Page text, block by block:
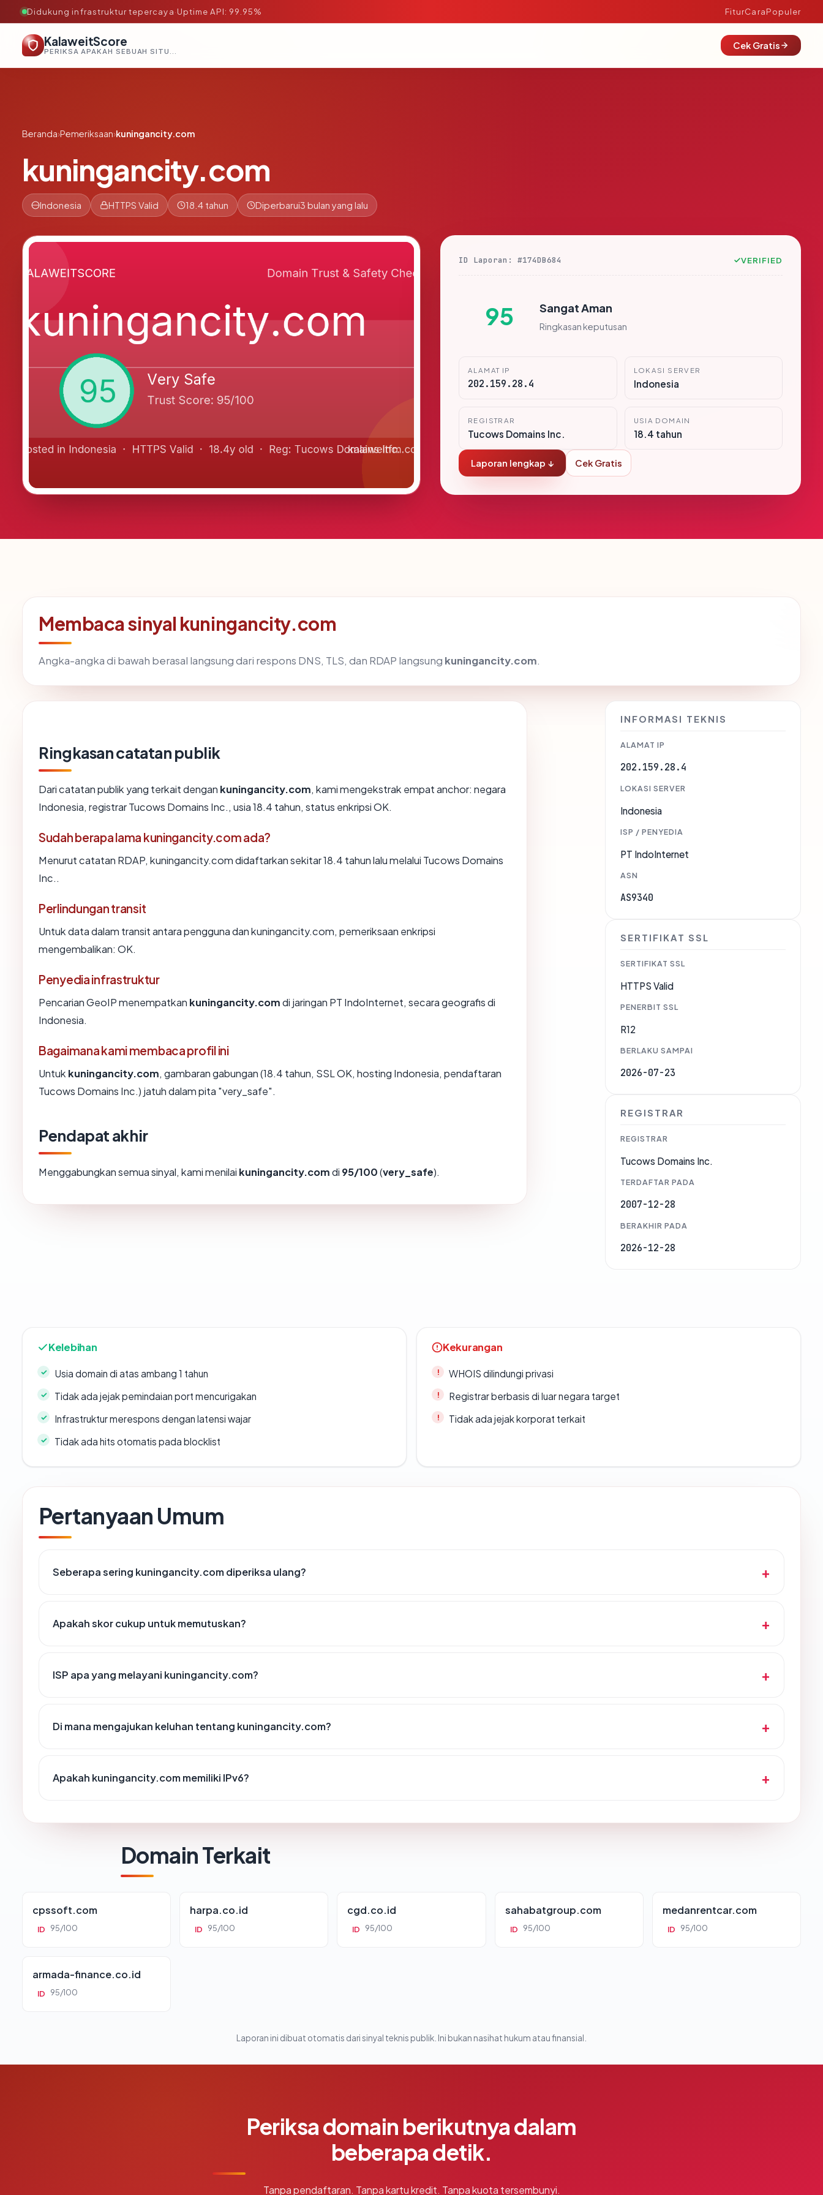
Didukung infrastruktur tepercaya·Uptime API: 99.95% FiturCaraPopuler
KalaweitScore
PERIKSA APAKAH SEBUAH SITUS AMAN, TEPERCAYA, DAN TERVERIFIKASI DALAM HITUNGAN DETIK.
Cek Gratis
Beranda›Pemeriksaan›kuningancity.com
kuningancity.com
Indonesia HTTPS Valid 18.4 tahun Diperbarui3 bulan yang lalu
ID Laporan: #174DB684 VERIFIED
95 Sangat Aman
Ringkasan keputusan
ALAMAT IP
202.159.28.4
LOKASI SERVER
Indonesia
REGISTRAR
Tucows Domains Inc.
USIA DOMAIN
18.4 tahun
Laporan lengkap ↓ Cek Gratis
Membaca sinyal kuningancity.com
Angka-angka di bawah berasal langsung dari respons DNS, TLS, dan RDAP langsung kuningancity.com.
Ringkasan catatan publik
Dari catatan publik yang terkait dengan kuningancity.com, kami mengekstrak empat anchor: negara
Indonesia, registrar Tucows Domains Inc., usia 18.4 tahun, status enkripsi OK.
Sudah berapa lama kuningancity.com ada?
Menurut catatan RDAP, kuningancity.com didaftarkan sekitar 18.4 tahun lalu melalui Tucows Domains
Inc..
Perlindungan transit
Untuk data dalam transit antara pengguna dan kuningancity.com, pemeriksaan enkripsi
mengembalikan: OK.
Penyedia infrastruktur
Pencarian GeoIP menempatkan kuningancity.comdi jaringan PT IndoInternet, secara geografis di
Indonesia.
Bagaimana kami membaca profil ini
Untuk kuningancity.com, gambaran gabungan (18.4 tahun, SSL OK, hosting Indonesia, pendaftaran
Tucows Domains Inc.) jatuh dalam pita "very_safe".
Pendapat akhir
Menggabungkan semua sinyal, kami menilai kuningancity.comdi 95/100(very_safe).
INFORMASI TEKNIS
ALAMAT IP
202.159.28.4
LOKASI SERVER
Indonesia
ISP / PENYEDIA
PT IndoInternet
ASN
AS9340
SERTIFIKAT SSL
SERTIFIKAT SSL
HTTPS Valid
PENERBIT SSL
R12
BERLAKU SAMPAI
2026-07-23
REGISTRAR
REGISTRAR
Tucows Domains Inc.
TERDAFTAR PADA
2007-12-28
BERAKHIR PADA
2026-12-28
Kelebihan
Usia domain di atas ambang 1 tahun
Tidak ada jejak pemindaian port mencurigakan
Infrastruktur merespons dengan latensi wajar
Tidak ada hits otomatis pada blocklist
Kekurangan
WHOIS dilindungi privasi
Registrar berbasis di luar negara target
Tidak ada jejak korporat terkait
Pertanyaan Umum
Seberapa sering kuningancity.com diperiksa ulang?
Apakah skor cukup untuk memutuskan?
ISP apa yang melayani kuningancity.com?
Di mana mengajukan keluhan tentang kuningancity.com?
Apakah kuningancity.com memiliki IPv6?
Domain Terkait
cpssoft.com
ID 95/100
harpa.co.id
ID 95/100
cgd.co.id
ID 95/100
sahabatgroup.com
ID 95/100
medanrentcar.com
ID 95/100
armada-finance.co.id
ID 95/100
Laporan ini dibuat otomatis dari sinyal teknis publik. Ini bukan nasihat hukum atau finansial.
Periksa domain berikutnya dalam
beberapa detik.
Tanpa pendaftaran. Tanpa kartu kredit. Tanpa kuota tersembunyi.